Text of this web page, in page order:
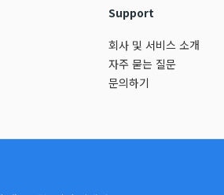
Support
회사 및 서비스 소개
자주 묻는 질문
문의하기